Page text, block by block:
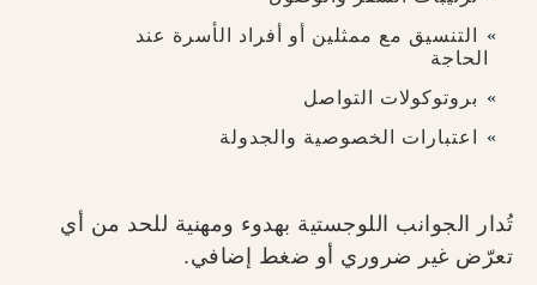
التنسيق مع ممثلين أو أفراد الأسرة عند
الحاجة
بروتوكولات التواصل
اعتبارات الخصوصية والجدولة
تُدار الجوانب اللوجستية بهدوء ومهنية للحد من أي
تعرّض غير ضروري أو ضغط إضافي.